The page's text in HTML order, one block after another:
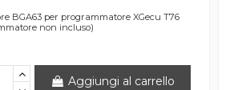
BGA63 per programmatore XGecu T76
non incluso)
Aggiungi al carrello